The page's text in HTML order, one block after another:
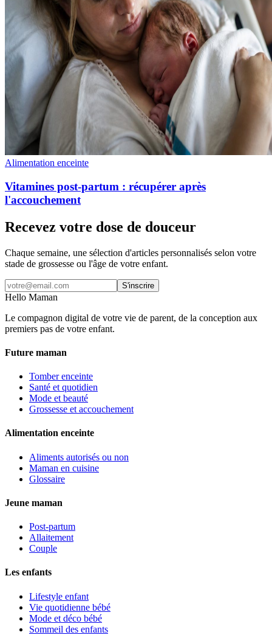
Alimentation enceinte
Vitamines post-partum : récupérer après
l'accouchement
Recevez votre dose de douceur
Chaque semaine, une sélection d'articles personnalisés selon votre
stade de grossesse ou l'âge de votre enfant.
S'inscrire
Hello Maman
Le compagnon digital de votre vie de parent, de la conception aux
premiers pas de votre enfant.
Future maman
Tomber enceinte
Santé et quotidien
Mode et beauté
Grossesse et accouchement
Alimentation enceinte
Aliments autorisés ou non
Maman en cuisine
Glossaire
Jeune maman
Post-partum
Allaitement
Couple
Les enfants
Lifestyle enfant
Vie quotidienne bébé
Mode et déco bébé
Sommeil des enfants